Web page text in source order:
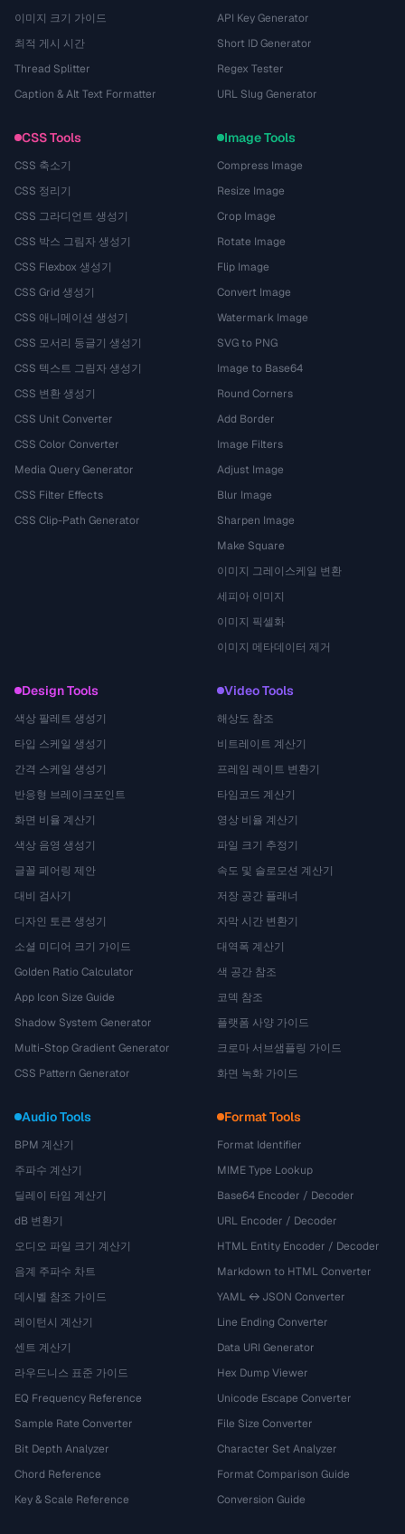
이미지 크기 가이드
최적 게시 시간
Thread Splitter
Caption & Alt Text Formatter
API Key Generator
Short ID Generator
Regex Tester
URL Slug Generator
CSS Tools
CSS 축소기
CSS 정리기
CSS 그라디언트 생성기
CSS 박스 그림자 생성기
CSS Flexbox 생성기
CSS Grid 생성기
CSS 애니메이션 생성기
CSS 모서리 둥글기 생성기
CSS 텍스트 그림자 생성기
CSS 변환 생성기
CSS Unit Converter
CSS Color Converter
Media Query Generator
CSS Filter Effects
CSS Clip-Path Generator
Image Tools
Compress Image
Resize Image
Crop Image
Rotate Image
Flip Image
Convert Image
Watermark Image
SVG to PNG
Image to Base64
Round Corners
Add Border
Image Filters
Adjust Image
Blur Image
Sharpen Image
Make Square
이미지 그레이스케일 변환
세피아 이미지
이미지 픽셀화
이미지 메타데이터 제거
Design Tools
색상 팔레트 생성기
타입 스케일 생성기
간격 스케일 생성기
반응형 브레이크포인트
화면 비율 계산기
색상 음영 생성기
글꼴 페어링 제안
대비 검사기
디자인 토큰 생성기
소셜 미디어 크기 가이드
Golden Ratio Calculator
App Icon Size Guide
Shadow System Generator
Multi-Stop Gradient Generator
CSS Pattern Generator
Video Tools
해상도 참조
비트레이트 계산기
프레임 레이트 변환기
타임코드 계산기
영상 비율 계산기
파일 크기 추정기
속도 및 슬로모션 계산기
저장 공간 플래너
자막 시간 변환기
대역폭 계산기
색 공간 참조
코덱 참조
플랫폼 사양 가이드
크로마 서브샘플링 가이드
화면 녹화 가이드
Audio Tools
BPM 계산기
주파수 계산기
딜레이 타임 계산기
dB 변환기
오디오 파일 크기 계산기
음계 주파수 차트
데시벨 참조 가이드
레이턴시 계산기
센트 계산기
라우드니스 표준 가이드
EQ Frequency Reference
Sample Rate Converter
Bit Depth Analyzer
Chord Reference
Key & Scale Reference
Format Tools
Format Identifier
MIME Type Lookup
Base64 Encoder / Decoder
URL Encoder / Decoder
HTML Entity Encoder / Decoder
Markdown to HTML Converter
YAML ↔ JSON Converter
Line Ending Converter
Data URI Generator
Hex Dump Viewer
Unicode Escape Converter
File Size Converter
Character Set Analyzer
Format Comparison Guide
Conversion Guide